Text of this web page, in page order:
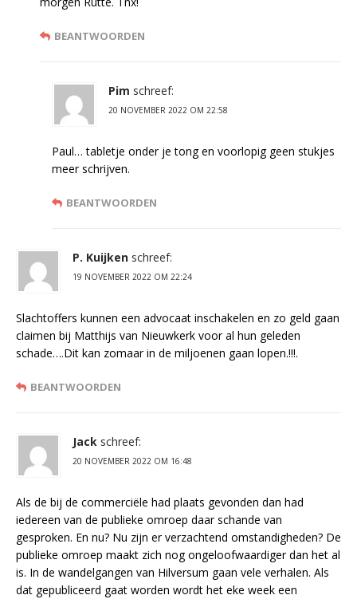
BEANTWOORDEN
Pim schreef:
20 NOVEMBER 2022 OM 22:58
Paul… tabletje onder je tong en voorlopig geen stukjes
meer schrijven.
BEANTWOORDEN
P. Kuijken schreef:
19 NOVEMBER 2022 OM 22:24
Slachtoffers kunnen een advocaat inschakelen en zo geld gaan
claimen bij Matthijs van Nieuwkerk voor al hun geleden
schade….Dit kan zomaar in de miljoenen gaan lopen.!!!.
BEANTWOORDEN
Jack schreef:
20 NOVEMBER 2022 OM 16:48
Als de bij de commerciële had plaats gevonden dan had
iedereen van de publieke omroep daar schande van
gesproken. En nu? Nu zijn er verzachtend omstandigheden? De
publieke omroep maakt zich nog ongeloofwaardiger dan het al
is. In de wandelgangen van Hilversum gaan vele verhalen. Als
dat gepubliceerd gaat worden wordt het eke week een